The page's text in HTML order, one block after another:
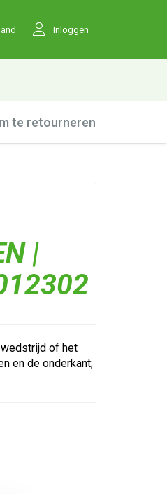
Inloggen
te retourneren
|
of het
en de onderkant;